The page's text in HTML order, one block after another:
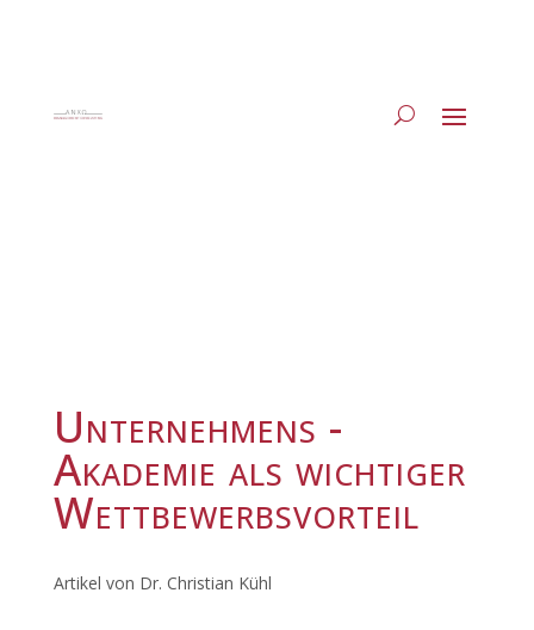
Unternehmens -
Akademie als wichtiger
Wettbewerbsvorteil
Artikel von Dr. Christian Kühl